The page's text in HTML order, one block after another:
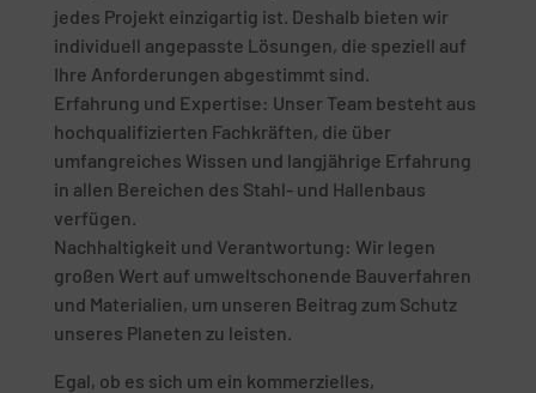
jedes Projekt einzigartig ist. Deshalb bieten wir
individuell angepasste Lösungen, die speziell auf
Ihre Anforderungen abgestimmt sind.
Erfahrung und Expertise: Unser Team besteht aus
hochqualifizierten Fachkräften, die über
umfangreiches Wissen und langjährige Erfahrung
in allen Bereichen des Stahl- und Hallenbaus
verfügen.
Nachhaltigkeit und Verantwortung: Wir legen
großen Wert auf umweltschonende Bauverfahren
und Materialien, um unseren Beitrag zum Schutz
unseres Planeten zu leisten.
Egal, ob es sich um ein kommerzielles,